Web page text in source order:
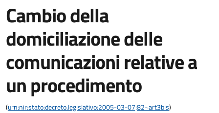
Cambio della
domiciliazione delle
comunicazioni relative a
un procedimento
(urn:nir:stato:decreto.legislativo:2005-03-07;82~art3bis)